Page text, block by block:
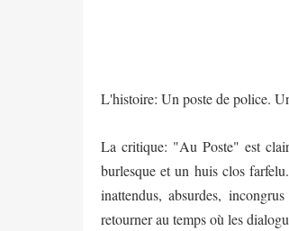
L'histoire: Un poste de police.
La critique: "Au Poste" est
burlesque et un huis clos
inattendus, absurdes,
retourner au temps où les